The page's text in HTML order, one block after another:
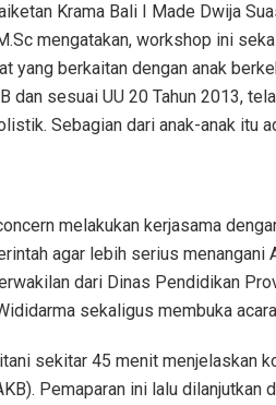
Krama Bali I Made Dwija
mengatakan, workshop ini
yang berkaitan dengan anak
dan sesuai UU 20 Tahun 2013,
Sebagian dari anak-anak itu
melakukan kerjasama
agar lebih serius
dari Dinas Pendidikan
sekaligus membuka
sekitar 45 menit menjelaskan
Pemaparan ini lalu dilanjutkan